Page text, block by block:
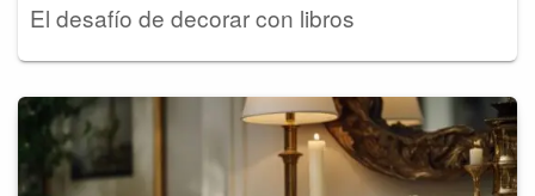
El desafío de decorar con libros